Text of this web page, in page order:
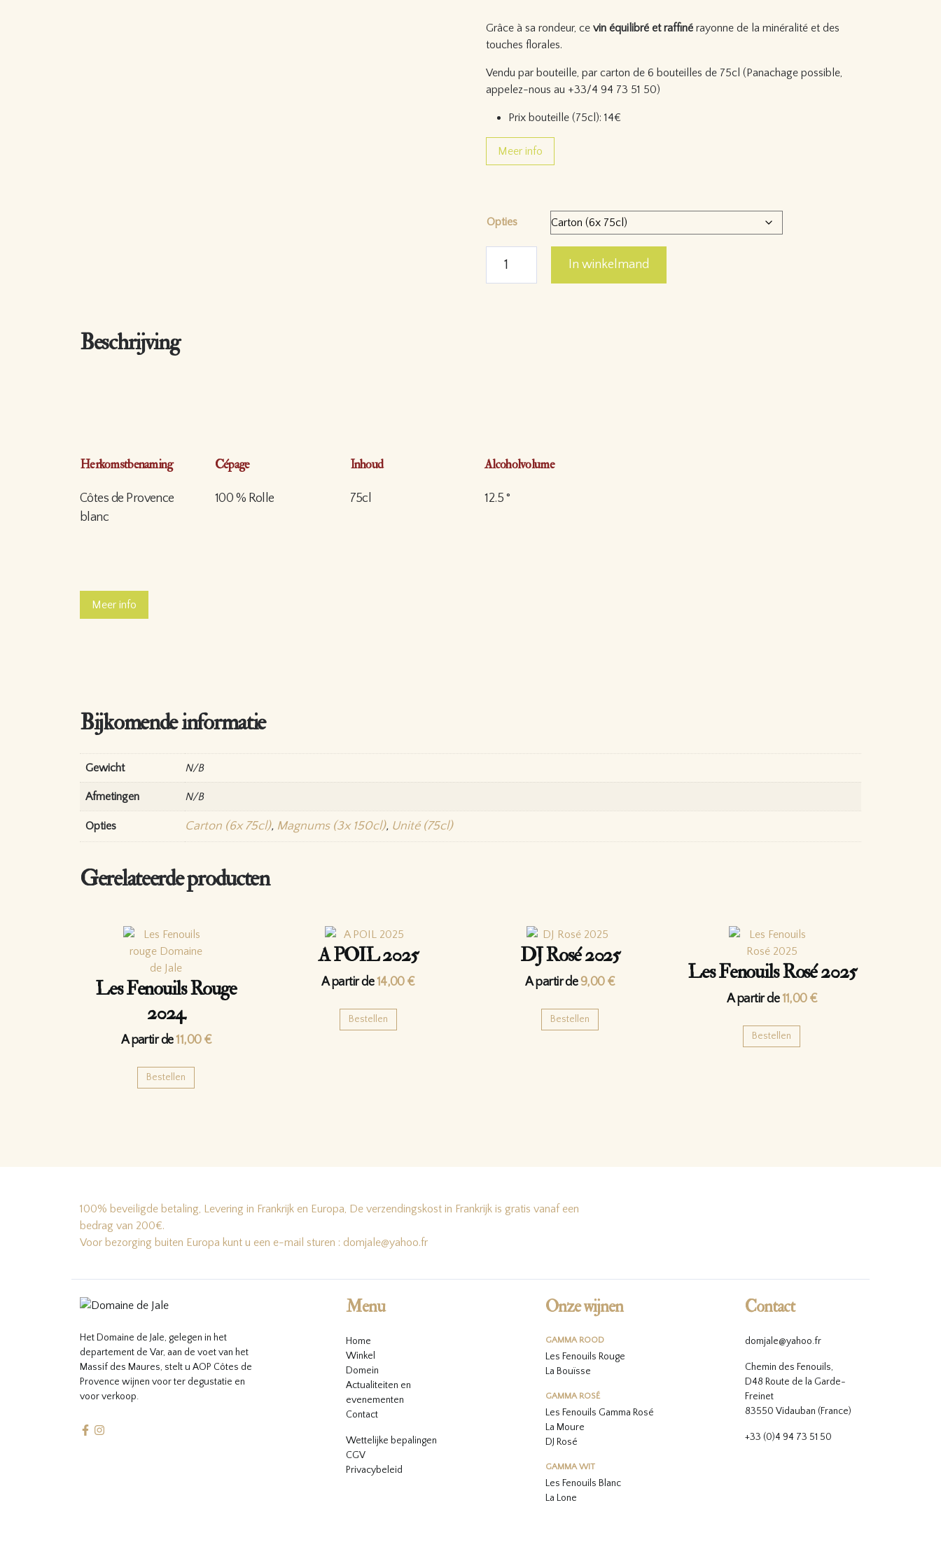
Grâce à sa rondeur, cevin équilibré et raffiné rayonne de la minéralité et des
touches florales.
Vendu par bouteille, par carton de 6 bouteilles de 75cl (Panachage possible,
appelez-nous au +33/4 94 73 51 50)
Prix bouteille (75cl): 14€
Meer info
Opties
In winkelmand
Beschrijving
Herkomstbenaming
Côtes de Provence
blanc
Cépage
100 % Rolle
Inhoud
75cl
Alcoholvolume
12.5 °
Meer info
Bijkomende informatie
Gewicht N/B
Afmetingen N/B
Opties Carton (6x 75cl), Magnums (3x 150cl), Unité (75cl)
Gerelateerde producten
Les Fenouils Rouge
2024
A partir de11,00 €
Bestellen
A POIL 2025
A partir de14,00 €
Bestellen
DJ Rosé 2025
A partir de9,00 €
Bestellen
Les Fenouils Rosé 2025
A partir de11,00 €
Bestellen
100% beveiligde betaling, Levering in Frankrijk en Europa, De verzendingskost in Frankrijk is gratis vanaf een
bedrag van 200€.
Voor bezorging buiten Europa kunt u een e-mail sturen : domjale@yahoo.fr
Het Domaine de Jale, gelegen in het
departement de Var, aan de voet van het
Massif des Maures, stelt u AOP Côtes de
Provence wijnen voor ter degustatie en
voor verkoop.
Menu
Home
Winkel
Domein
Actualiteiten en
evenementen
Contact
Wettelijke bepalingen
CGV
Privacybeleid
Onze wijnen
GAMMA ROOD
Les Fenouils Rouge
La Bouïsse
GAMMA ROSÉ
Les Fenouils Gamma Rosé
La Moure
DJ Rosé
GAMMA WIT
Les Fenouils Blanc
La Lone
Contact
domjale@yahoo.fr
Chemin des Fenouils,
D48 Route de la Garde-
Freinet
83550 Vidauban (France)
+33 (0)4 94 73 51 50